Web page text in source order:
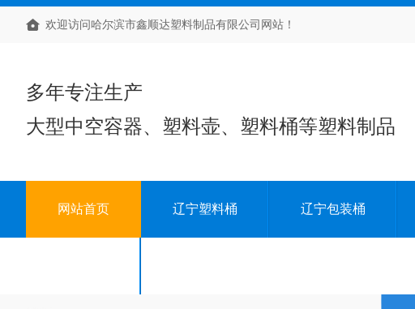
欢迎访问哈尔滨市鑫顺达塑料制品有限公司网站！
多年专注生产
大型中空容器、塑料壶、塑料桶等塑料制品
网站首页 辽宁塑料桶 辽宁包装桶